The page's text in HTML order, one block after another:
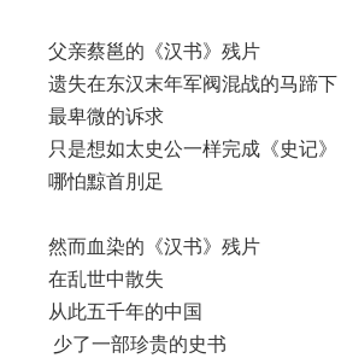
父亲蔡邕的《汉书》残片
遗失在东汉末年军阀混战的马蹄下
最卑微的诉求
只是想如太史公一样完成《史记》
哪怕黥首刖足
然而血染的《汉书》残片
在乱世中散失
从此五千年的中国
少了一部珍贵的史书